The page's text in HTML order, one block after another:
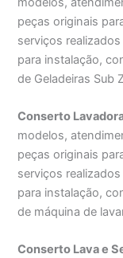
peças originais
serviços
para instalação,
de Geladeiras Sub
Conserto
modelos,
peças originais
serviços
para instalação,
de máquina de
Conserto Lava e